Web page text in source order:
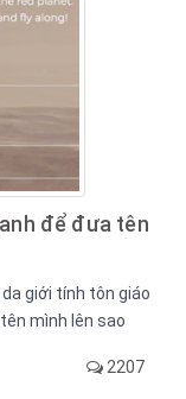
để đưa tên
giới tính tôn giáo
mình lên sao
2207